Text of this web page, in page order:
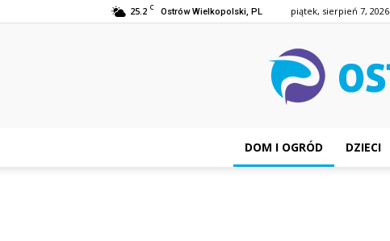
25.2 C Ostrów Wielkopolski, PL piątek, sierpień 7, 2026
DOM I OGRÓD DZIECI